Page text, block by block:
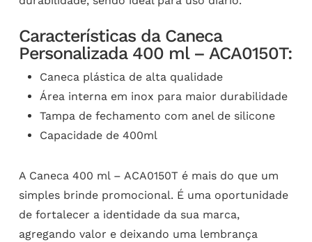
Características da Caneca
Personalizada 400 ml – ACA0150T:
Caneca plástica de alta qualidade
Área interna em inox para maior durabilidade
Tampa de fechamento com anel de silicone
Capacidade de 400ml
A Caneca 400 ml – ACA0150T é mais do que um
simples brinde promocional. É uma oportunidade
de fortalecer a identidade da sua marca,
agregando valor e deixando uma lembrança